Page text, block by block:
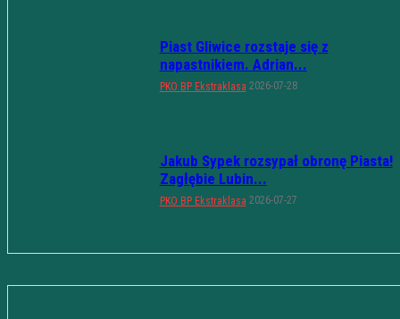
Piast Gliwice rozstaje się z
napastnikiem. Adrian...
PKO BP Ekstraklasa 2026-07-28
Jakub Sypek rozsypał obronę Piasta!
Zagłębie Lubin...
PKO BP Ekstraklasa 2026-07-27